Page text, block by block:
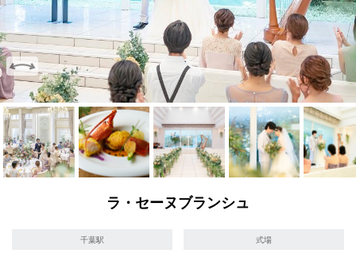
ラ・セーヌブランシュ
千葉駅 式場